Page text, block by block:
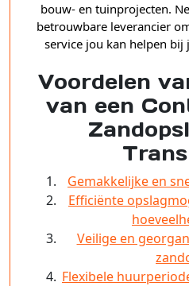
bouw- en tuinprojecten.
betrouwbare leverancier
service jou kan helpen
Voordelen
van een
Gemakkelijke en
Efficiënte
Veilige en
Flexibele